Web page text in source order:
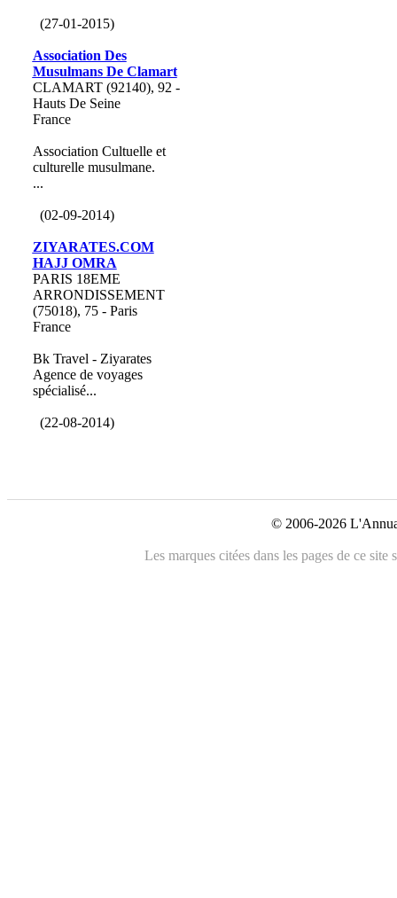
(27-01-2015)
Association Des
Musulmans De Clamart
CLAMART (92140), 92 -
Hauts De Seine
France
Association Cultuelle et
culturelle musulmane.
...
(02-09-2014)
ZIYARATES.COM
HAJJ OMRA
PARIS 18EME
ARRONDISSEMENT
(75018), 75 - Paris
France
Bk Travel - Ziyarates
Agence de voyages
spécialisé...
(22-08-2014)
© 2006-2026
Les marques citées dans les pages de ce